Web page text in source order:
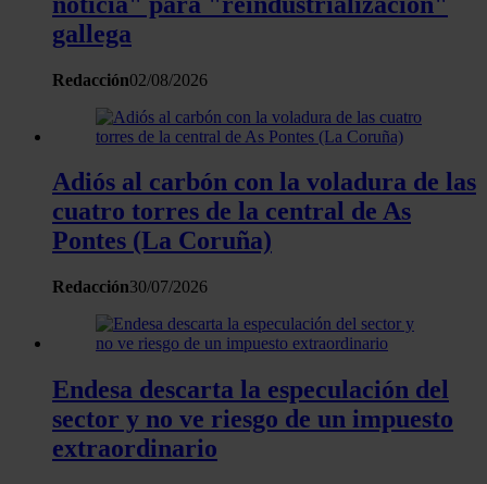
nuestros partners de redes sociales, publicidad y análisis
web, quienes pueden combinarla con otra información
que les haya proporcionado o que hayan recopilado a
gallega
Redacción02/08/2026
Adiós al carbón con la voladura de las
cuatro torres de la central de As
Pontes (La Coruña)
Redacción30/07/2026
Endesa descarta la especulación del
sector y no ve riesgo de un impuesto
extraordinario